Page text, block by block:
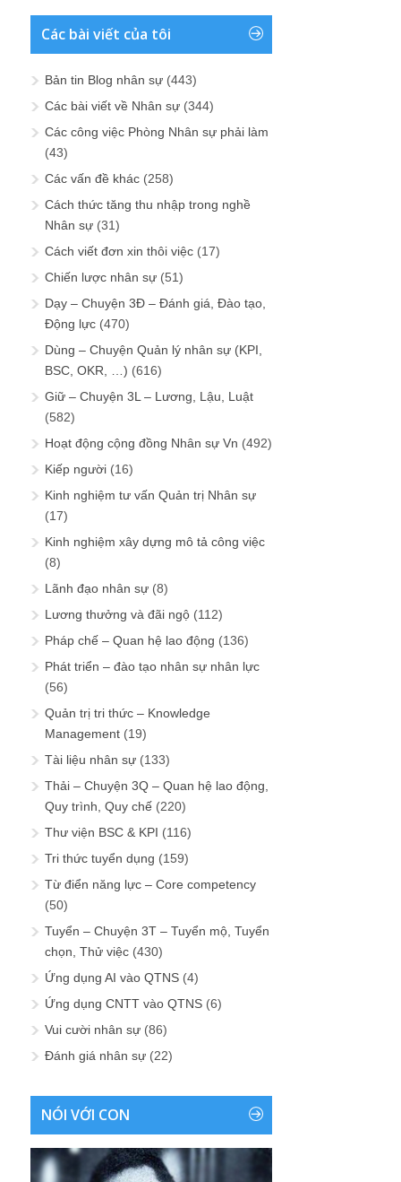
Các bài viết của tôi
Bản tin Blog nhân sự (443)
Các bài viết về Nhân sự (344)
Các công việc Phòng Nhân sự phải làm
(43)
Các vấn đề khác (258)
Cách thức tăng thu nhập trong nghề
Nhân sự (31)
Cách viết đơn xin thôi việc (17)
Chiến lược nhân sự (51)
Dạy – Chuyện 3Đ – Đánh giá, Đào tạo,
Động lực (470)
Dùng – Chuyện Quản lý nhân sự (KPI,
BSC, OKR, …) (616)
Giữ – Chuyện 3L – Lương, Lậu, Luật
(582)
Hoạt động cộng đồng Nhân sự Vn (492)
Kiếp người (16)
Kinh nghiệm tư vấn Quản trị Nhân sự
(17)
Kinh nghiệm xây dựng mô tả công việc
(8)
Lãnh đạo nhân sự (8)
Lương thưởng và đãi ngộ (112)
Pháp chế – Quan hệ lao động (136)
Phát triển – đào tạo nhân sự nhân lực
(56)
Quản trị tri thức – Knowledge
Management (19)
Tài liệu nhân sự (133)
Thải – Chuyện 3Q – Quan hệ lao động,
Quy trình, Quy chế (220)
Thư viện BSC & KPI (116)
Tri thức tuyển dụng (159)
Từ điển năng lực – Core competency
(50)
Tuyển – Chuyện 3T – Tuyển mộ, Tuyển
chọn, Thử việc (430)
Ứng dụng AI vào QTNS (4)
Ứng dụng CNTT vào QTNS (6)
Vui cười nhân sự (86)
Đánh giá nhân sự (22)
NÓI VỚI CON